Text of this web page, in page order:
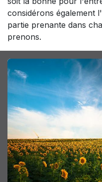
considérons également
partie prenante dans
prenons.